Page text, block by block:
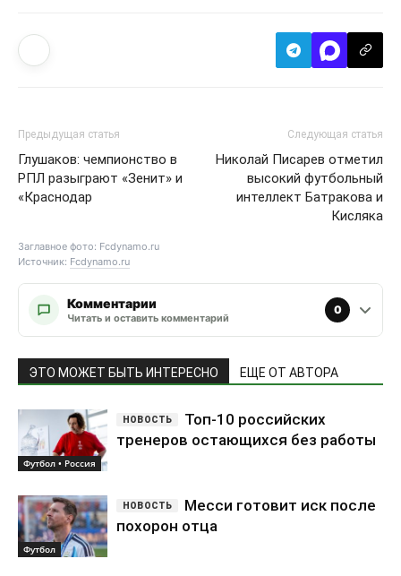
Предыдущая статья
Глушаков: чемпионство в
РПЛ разыграют «Зенит» и
«Краснодар
Следующая статья
Николай Писарев отметил
высокий футбольный
интеллект Батракова и
Кисляка
Заглавное фото: Fcdynamo.ru
Источник: Fcdynamo.ru
Комментарии
Читать и оставить комментарий
0
ЭТО МОЖЕТ БЫТЬ ИНТЕРЕСНО ЕЩЕ ОТ АВТОРА
Футбол • Россия
Топ-10 российских
тренеров остающихся без работы
Футбол
Месси готовит иск после
похорон отца